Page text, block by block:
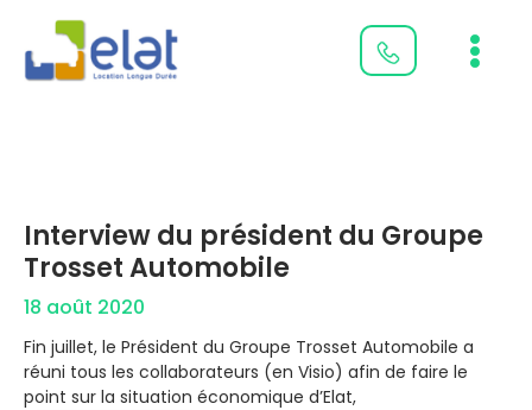
contenu
Main
Interview du président du Groupe
Trosset Automobile
18 août 2020
Fin juillet, le Président du Groupe Trosset Automobile a
réuni tous les collaborateurs (en Visio) afin de faire le
point sur la situation économique d’Elat,
Page